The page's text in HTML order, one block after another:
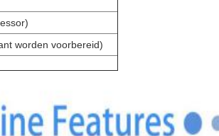
worden voorbereid)